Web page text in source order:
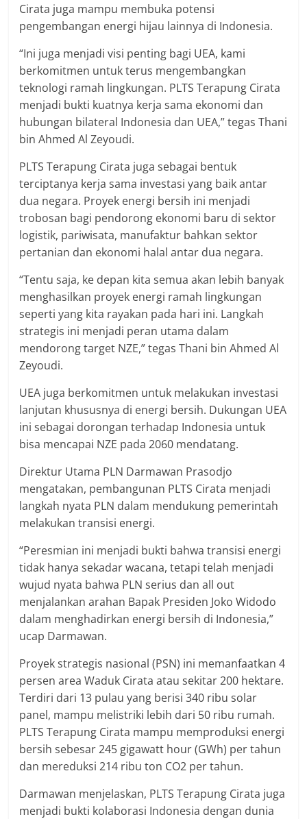
Cirata juga mampu membuka potensi
pengembangan energi hijau lainnya di Indonesia.
“Ini juga menjadi visi penting bagi UEA, kami
berkomitmen untuk terus mengembangkan
teknologi ramah lingkungan. PLTS Terapung Cirata
menjadi bukti kuatnya kerja sama ekonomi dan
hubungan bilateral Indonesia dan UEA,” tegas Thani
bin Ahmed Al Zeyoudi.
PLTS Terapung Cirata juga sebagai bentuk
terciptanya kerja sama investasi yang baik antar
dua negara. Proyek energi bersih ini menjadi
trobosan bagi pendorong ekonomi baru di sektor
logistik, pariwisata, manufaktur bahkan sektor
pertanian dan ekonomi halal antar dua negara.
“Tentu saja, ke depan kita semua akan lebih banyak
menghasilkan proyek energi ramah lingkungan
seperti yang kita rayakan pada hari ini. Langkah
strategis ini menjadi peran utama dalam
mendorong target NZE,” tegas Thani bin Ahmed Al
Zeyoudi.
UEA juga berkomitmen untuk melakukan investasi
lanjutan khususnya di energi bersih. Dukungan UEA
ini sebagai dorongan terhadap Indonesia untuk
bisa mencapai NZE pada 2060 mendatang.
Direktur Utama PLN Darmawan Prasodjo
mengatakan, pembangunan PLTS Cirata menjadi
langkah nyata PLN dalam mendukung pemerintah
melakukan transisi energi.
“Peresmian ini menjadi bukti bahwa transisi energi
tidak hanya sekadar wacana, tetapi telah menjadi
wujud nyata bahwa PLN serius dan all out
menjalankan arahan Bapak Presiden Joko Widodo
dalam menghadirkan energi bersih di Indonesia,”
ucap Darmawan.
Proyek strategis nasional (PSN) ini memanfaatkan 4
persen area Waduk Cirata atau sekitar 200 hektare.
Terdiri dari 13 pulau yang berisi 340 ribu solar
panel, mampu melistriki lebih dari 50 ribu rumah.
PLTS Terapung Cirata mampu memproduksi energi
bersih sebesar 245 gigawatt hour (GWh) per tahun
dan mereduksi 214 ribu ton CO2 per tahun.
Darmawan menjelaskan, PLTS Terapung Cirata juga
menjadi bukti kolaborasi Indonesia dengan dunia